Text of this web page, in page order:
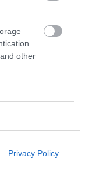
other
Privacy Policy